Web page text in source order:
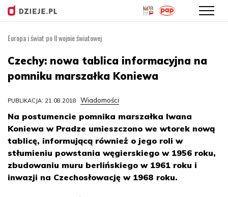
treści
Europa i świat po II wojnie światowej
Czechy: nowa tablica informacyjna na
pomniku marszałka Koniewa
PUBLIKACJA: 21.08.2018 Wiadomości
Na postumencie pomnika marszałka Iwana
Koniewa w Pradze umieszczono we wtorek nową
tablicę, informującą również o jego roli w
stłumieniu powstania węgierskiego w 1956 roku,
zbudowaniu muru berlińskiego w 1961 roku i
inwazji na Czechosłowację w 1968 roku.